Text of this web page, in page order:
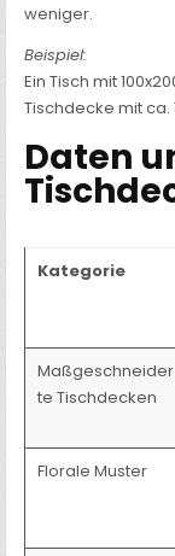
weniger.
Beispiel:
Ein Tisch mit
Tischdecke mit ca.
Daten
Kategorie
Maßgeschneider
te Tischdecken
Florale Muster